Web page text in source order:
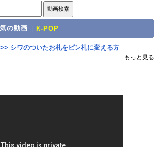
の動画 K-POP
シワのついたお札をピン札に変える方
もっと見る